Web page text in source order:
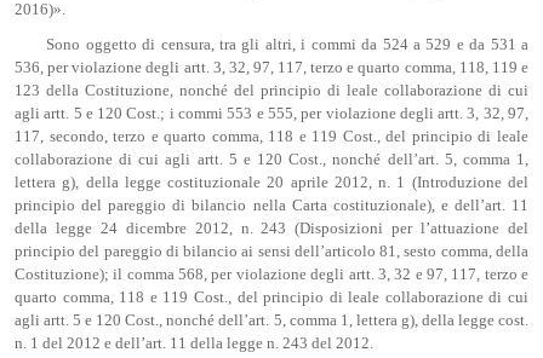
2016)».
Sono oggetto di censura, tra gli altri, i commi da 524 a 529 e da 531 a
536, per violazione degli artt. 3, 32, 97, 117, terzo e quarto comma, 118, 119 e
123 della Costituzione, nonché del principio di leale collaborazione di cui
agli artt. 5 e 120 Cost.; i commi 553 e 555, per violazione degli artt. 3, 32, 97,
117, secondo, terzo e quarto comma, 118 e 119 Cost., del principio di leale
collaborazione di cui agli artt. 5 e 120 Cost., nonché dell’art. 5, comma 1,
lettera g), della legge costituzionale 20 aprile 2012, n. 1 (Introduzione del
principio del pareggio di bilancio nella Carta costituzionale), e dell’art. 11
della legge 24 dicembre 2012, n. 243 (Disposizioni per l’attuazione del
principio del pareggio di bilancio ai sensi dell’articolo 81, sesto comma, della
Costituzione); il comma 568, per violazione degli artt. 3, 32 e 97, 117, terzo e
quarto comma, 118 e 119 Cost., del principio di leale collaborazione di cui
agli artt. 5 e 120 Cost., nonché dell’art. 5, comma 1, lettera g), della legge cost.
n. 1 del 2012 e dell’art. 11 della legge n. 243 del 2012.